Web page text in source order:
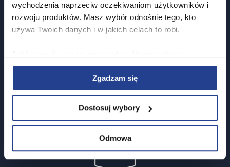
wychodzenia naprzeciw oczekiwaniom użytkowników i
rozwoju produktów. Masz wybór odnośnie tego, kto
używa Twoich danych i w jakich celach to robi.
Gromadzić dane dotyczące Twojej lokalizacji
geograficznej z dokładnością nawet do kilku metrów
Identyfikować Twoje urządzenie, aktywnie analizując
charakteryzującego je zbiory danych (fingerprinting,
czyli wirtualny odcisk palca)
sekcji szczegółów. W Deklaracji plików cookie możesz
Zgadzam się
Dostosuj wybory
Odmowa
Rzetelność